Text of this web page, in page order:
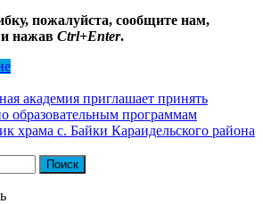
пожалуйста, сообщите нам,
и нажав Ctrl+Enter.
академия приглашает принять
образовательным программам
храма с. Байки Караидельского района